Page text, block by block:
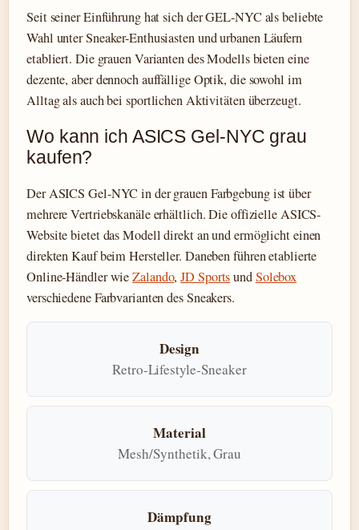
Seit seiner Einführung hat sich der GEL-NYC als beliebte
Wahl unter Sneaker-Enthusiasten und urbanen Läufern
etabliert. Die grauen Varianten des Modells bieten eine
dezente, aber dennoch auffällige Optik, die sowohl im
Alltag als auch bei sportlichen Aktivitäten überzeugt.
Wo kann ich ASICS Gel-NYC grau
kaufen?
Der ASICS Gel-NYC in der grauen Farbgebung ist über
mehrere Vertriebskanäle erhältlich. Die offizielle ASICS-
Website bietet das Modell direkt an und ermöglicht einen
direkten Kauf beim Hersteller. Daneben führen etablierte
Online-Händler wieZalando,JD SportsundSolebox
verschiedene Farbvarianten des Sneakers.
Design
Retro-Lifestyle-Sneaker
Material
Mesh/Synthetik, Grau
Dämpfung